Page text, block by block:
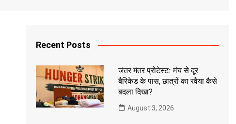
Recent Posts
जंतर मंतर प्रोटेस्टः मंच से दूर
बैरिकेड के पास, छात्रों का रवैया कैसे
बदला दिखा?
August 3, 2026